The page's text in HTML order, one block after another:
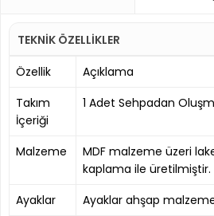
TEKNİK ÖZELLİKLER
Özellik
Açıklama
Takım
İçeriği
1 Adet Sehpadan
Malzeme
MDF malzeme üzeri
kaplama ile üretilmiştir.
Ayaklar
Ayaklar ahşap